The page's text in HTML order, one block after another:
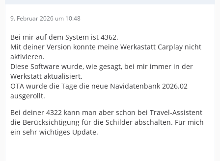
9. Februar 2026 um 10:48
Bei mir auf dem System ist 4362.
Mit deiner Version konnte meine Werkastatt Carplay nicht
aktivieren.
Diese Software wurde, wie gesagt, bei mir immer in der
Werkstatt aktualisiert.
OTA wurde die Tage die neue Navidatenbank 2026.02
ausgerollt.
Bei deiner 4322 kann man aber schon bei Travel-Assistent
die Berücksichtigung für die Schilder abschalten. Für mich
ein sehr wichtiges Update.